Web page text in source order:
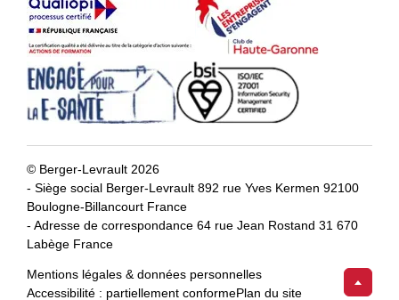
© Berger-Levrault 2026
- Siège social Berger-Levrault 892 rue Yves Kermen 92100
Boulogne-Billancourt France
- Adresse de correspondance 64 rue Jean Rostand 31 670
Labège France
Mentions légales & données personnelles
Accessibilité : partiellement conformePlan du site